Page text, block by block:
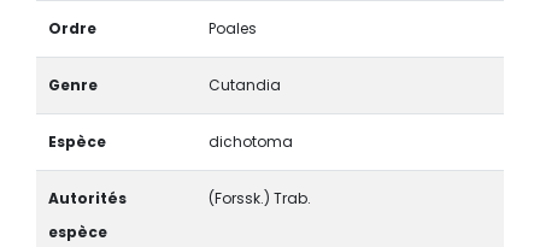
Ordre Poales
Genre Cutandia
Espèce dichotoma
Autorités
espèce
(Forssk.) Trab.